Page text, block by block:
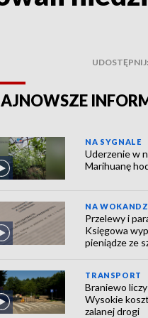
UDOSTĘPNIJ:
NA SYGNALE
Uderzenie w
Marihuanę
NA
Przelewy i
Księgowa
pieniądze ze
TRANSPORT
Braniewo
Wysokie
zalanej drogi